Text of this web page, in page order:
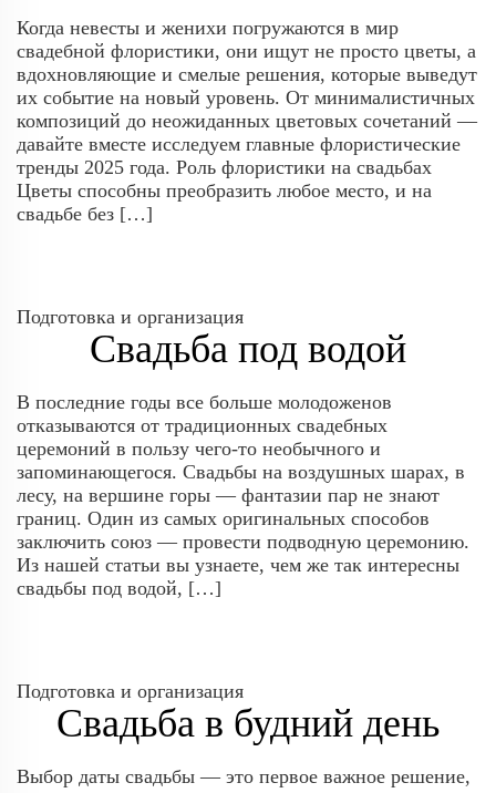
Когда невесты и женихи погружаются в мир
свадебной флористики, они ищут не просто цветы, а
вдохновляющие и смелые решения, которые выведут
их событие на новый уровень. От минималистичных
композиций до неожиданных цветовых сочетаний —
давайте вместе исследуем главные флористические
тренды 2025 года. Роль флористики на свадьбах
Цветы способны преобразить любое место, и на
свадьбе без […]
Подготовка и организация
Свадьба под водой
В последние годы все больше молодоженов
отказываются от традиционных свадебных
церемоний в пользу чего-то необычного и
запоминающегося. Свадьбы на воздушных шарах, в
лесу, на вершине горы — фантазии пар не знают
границ. Один из самых оригинальных способов
заключить союз — провести подводную церемонию.
Из нашей статьи вы узнаете, чем же так интересны
свадьбы под водой, […]
Подготовка и организация
Свадьба в будний день
Выбор даты свадьбы — это первое важное решение,